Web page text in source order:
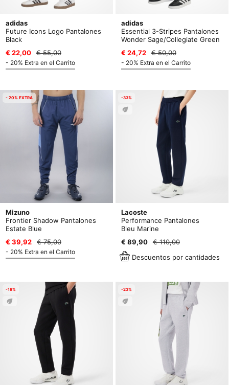
adidas
Future Icons Logo Pantalones
Black
€ 22,00
€ 55,00
- 20% Extra en el Carrito
adidas
Essential 3-Stripes Pantalones
Wonder Sage/Collegiate Green
€ 24,72
€ 50,00
- 20% Extra en el Carrito
- 20% EXTRA
Mizuno
Frontier Shadow Pantalones
Estate Blue
€ 39,92
€ 75,00
- 20% Extra en el Carrito
-33%
Lacoste
Performance Pantalones
Bleu Marine
€ 89,90
€ 110,00
Descuentos por cantidades
-18% -23%